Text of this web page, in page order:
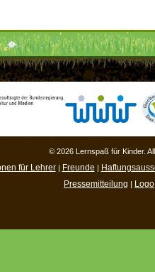
© 2026 Lernspaß für Kinder.
für Lehrer| Freunde |
Pressemitteilung | Logo